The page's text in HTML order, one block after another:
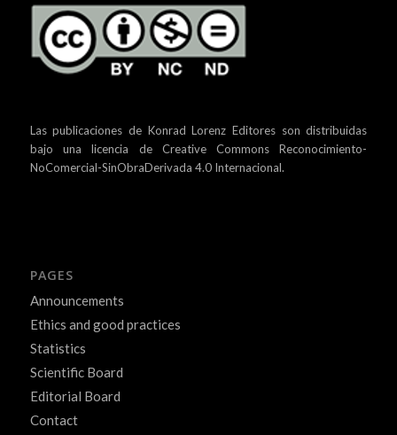
Las publicaciones de Konrad Lorenz Editores son distribuidas
bajo unalicencia de Creative Commons Reconocimiento-
NoComercial-SinObraDerivada 4.0 Internacional.
PAGES
Announcements
Ethics and good practices
Statistics
Scientific Board
Editorial Board
Contact